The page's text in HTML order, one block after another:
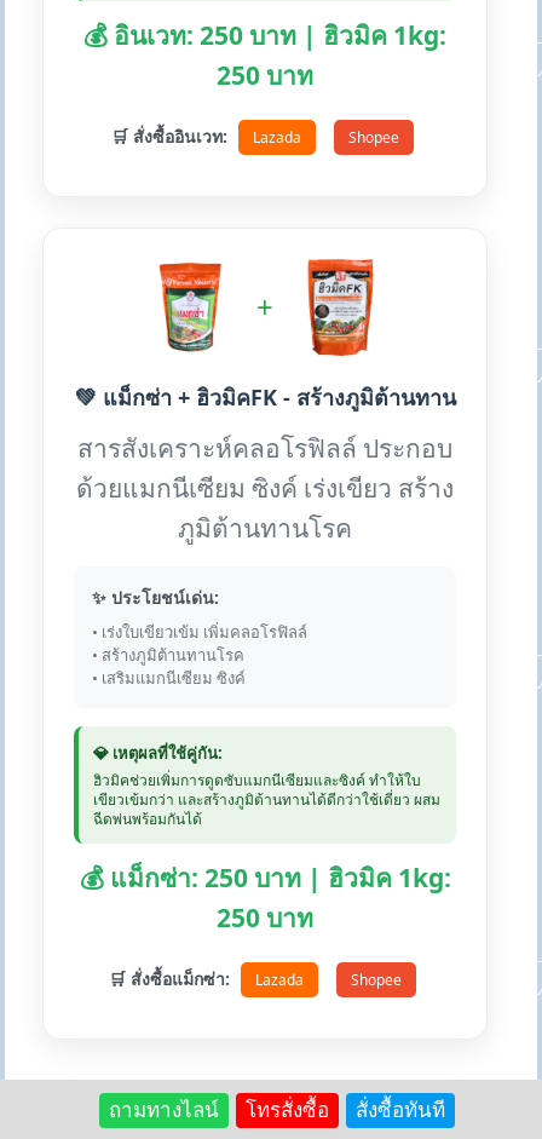
💰 อินเวท: 250 บาท | ฮิวมิค 1kg:
250 บาท
🛒 สั่งซื้ออินเวท: Lazada Shopee
+
💚 แม็กซ่า + ฮิวมิคFK - สร้างภูมิต้านทาน
สารสังเคราะห์คลอโรฟิลล์ ประกอบ
ด้วยแมกนีเซียม ซิงค์ เร่งเขียว สร้าง
ภูมิต้านทานโรค
✨ ประโยชน์เด่น:
• เร่งใบเขียวเข้ม เพิ่มคลอโรฟิลล์
• สร้างภูมิต้านทานโรค
• เสริมแมกนีเซียม ซิงค์
💎 เหตุผลที่ใช้คู่กัน:
ฮิวมิคช่วยเพิ่มการดูดซับแมกนีเซียมและซิงค์ ทำให้ใบ
เขียวเข้มกว่า และสร้างภูมิต้านทานได้ดีกว่าใช้เดี่ยว ผสม
ฉีดพ่นพร้อมกันได้
💰 แม็กซ่า: 250 บาท | ฮิวมิค 1kg:
250 บาท
🛒 สั่งซื้อแม็กซ่า: Lazada Shopee
ถามทางไลน์ โทรสั่งซื้อ สั่งซื้อทันที